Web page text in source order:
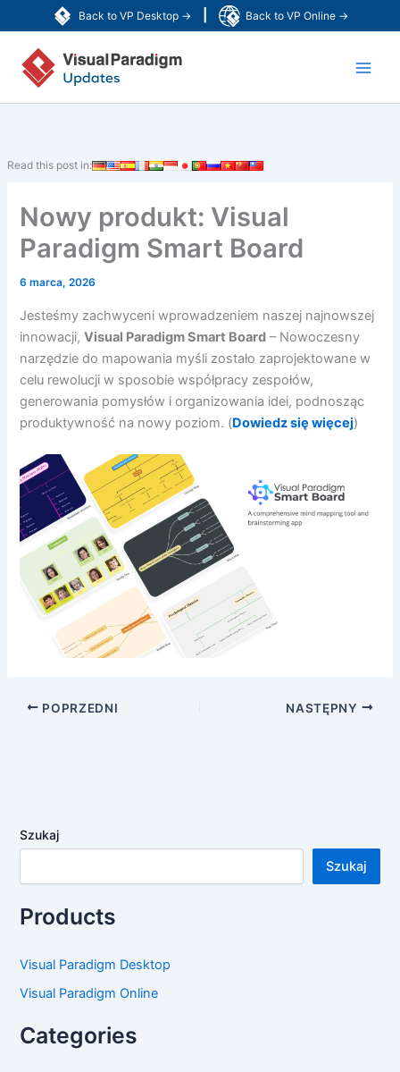
Back to VP Desktop → Back to VP Online →
do
treści
Read this post in:
Nowy produkt: Visual
Paradigm Smart Board
6 marca, 2026
Jesteśmy zachwyceni wprowadzeniem naszej najnowszej
innowacji,Visual Paradigm Smart Board – Nowoczesny
narzędzie do mapowania myśli zostało zaprojektowane w
celu rewolucji w sposobie współpracy zespołów,
generowania pomysłów i organizowania idei, podnosząc
produktywność na nowy poziom. (Dowiedz się więcej)
POPRZEDNI NASTĘPNY
Szukaj
Szukaj
Products
Visual Paradigm Desktop
Visual Paradigm Online
Categories